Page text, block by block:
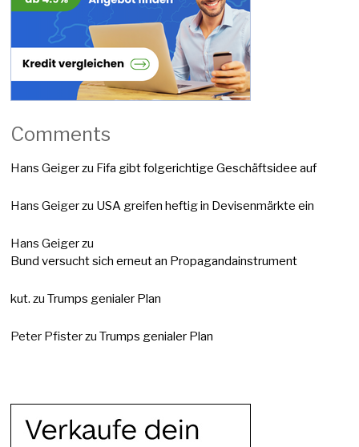
Comments
Hans Geigerzu Fifa gibt folgerichtige Geschäftsidee auf
Hans Geigerzu USA greifen heftig in Devisenmärkte ein
Hans Geigerzu
Bund versucht sich erneut an Propagandainstrument
kut. zuTrumps genialer Plan
Peter PfisterzuTrumps genialer Plan